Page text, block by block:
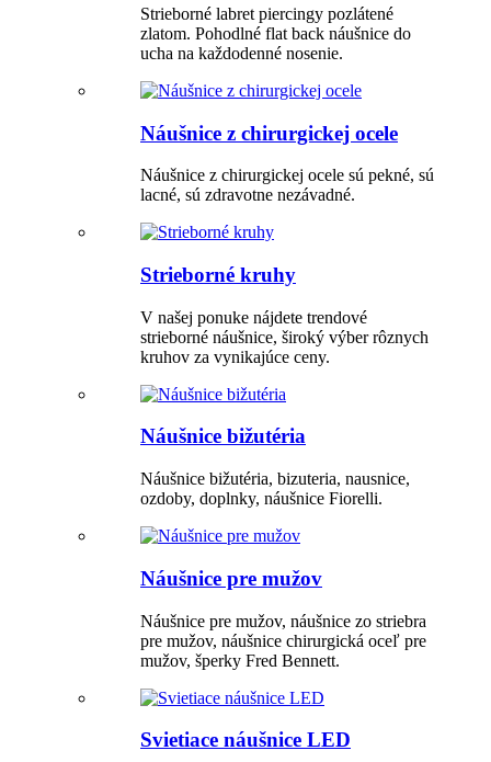
Strieborné labret piercingy pozlátené
zlatom. Pohodlné flat back náušnice do
ucha na každodenné nosenie.
Náušnice z chirurgickej ocele
Náušnice z chirurgickej ocele sú pekné, sú
lacné, sú zdravotne nezávadné.
Strieborné kruhy
V našej ponuke nájdete trendové
strieborné náušnice, široký výber rôznych
kruhov za vynikajúce ceny.
Náušnice bižutéria
Náušnice bižutéria, bizuteria, nausnice,
ozdoby, doplnky, náušnice Fiorelli.
Náušnice pre mužov
Náušnice pre mužov, náušnice zo striebra
pre mužov, náušnice chirurgická oceľ pre
mužov, šperky Fred Bennett.
Svietiace náušnice LED